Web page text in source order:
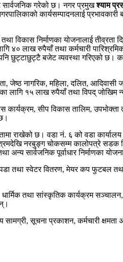
सार्वजनिक गरेको छ। नगर प्रमुखश्याम
कार्यसम्पादनलाई
विकास निर्माणका योजनालाई
४० लाख रुपैयाँ तथा कर्मचारी
पनि छुट्टाछुट्टै बजेट व्यवस्था गरिएको
जेष्ठ नागरिक, महिला, दलित,
लागि १५ लाख रुपैयाँ तथा विपद्
कार्यक्रम, सीप विकास तालिम,
राखेको छ। वडा नं. ६ को वडा
नरबुङ्ग चोकसम्म कालोपत्रे
सार्वजनिक पूर्वाधार निर्माणका
तथा स्वेटर वितरण, मेयर कप
तथा सांस्कृतिक कार्यक्रम
सामग्री, सूचना प्रकाशन, कर्मचारी